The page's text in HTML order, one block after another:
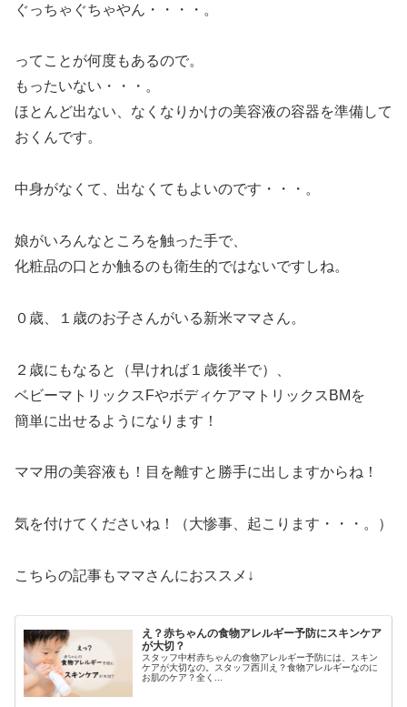
ぐっちゃぐちゃやん・・・・。
ってことが何度もあるので。
もったいない・・・。
ほとんど出ない、なくなりかけの美容液の容器を準備して
おくんです。
中身がなくて、出なくてもよいのです・・・。
娘がいろんなところを触った手で、
化粧品の口とか触るのも衛生的ではないですしね。
０歳、１歳のお子さんがいる新米ママさん。
２歳にもなると（早ければ１歳後半で）、
ベビーマトリックスFやボディケアマトリックスBMを
簡単に出せるようになります！
ママ用の美容液も！目を離すと勝手に出しますからね！
気を付けてくださいね！（大惨事、起こります・・・。）
こちらの記事もママさんにおススメ↓
え？赤ちゃんの食物アレルギー予防にスキンケア
が大切？
スタッフ中村赤ちゃんの食物アレルギー予防には、スキン
ケアが大切なの。スタッフ西川え？食物アレルギーなのに
お肌のケア？全く...